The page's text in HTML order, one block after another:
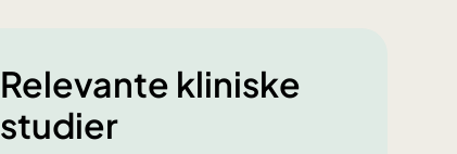
Relevante kliniske
studier